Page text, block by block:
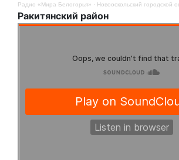
Радио «Мира Белогорья» · Новооскольский городской округ.
Ракитянский район